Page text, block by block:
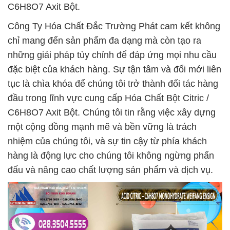
C6H8O7 Axit Bột.
Công Ty Hóa Chất Đắc Trường Phát cam kết không
chỉ mang đến sản phẩm đa dạng mà còn tạo ra
những giải pháp tùy chỉnh để đáp ứng mọi nhu cầu
đặc biệt của khách hàng. Sự tận tâm và đổi mới liên
tục là chìa khóa để chúng tôi trở thành đối tác hàng
đầu trong lĩnh vực cung cấp Hóa Chất Bột Citric /
C6H8O7 Axit Bột. Chúng tôi tin rằng việc xây dựng
một cộng đồng mạnh mẽ và bền vững là trách
nhiệm của chúng tôi, và sự tin cậy từ phía khách
hàng là động lực cho chúng tôi không ngừng phấn
đấu và nâng cao chất lượng sản phẩm và dịch vụ.